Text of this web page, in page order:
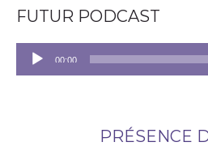
FUTUR PODCAST
Lecteur
audio
00:00
PRÉSENCE